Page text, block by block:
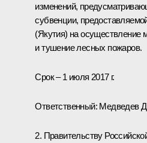
изменений,
субвенции,
(Якутия) на осуществление
и тушение лесных пожаров.
Срок – 1 июля 2017 г.
Ответственный: Медведев
2. Правительству